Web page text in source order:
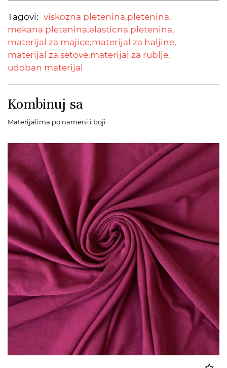
Tagovi: viskozna pletenina,pletenina,
mekana pletenina,elasticna pletenina,
materijal za majice,materijal za haljine,
materijal za setove,materijal za rublje,
udoban materijal
Kombinuj sa
Materijalima po nameni i boji